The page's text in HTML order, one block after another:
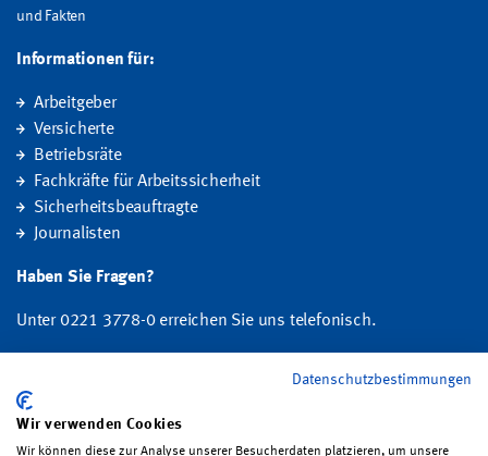
und Fakten
Informationen für:
Arbeitgeber
Versicherte
Betriebsräte
Fachkräfte für Arbeitssicherheit
Sicherheitsbeauftragte
Journalisten
Haben Sie Fragen?
Unter 0221 3778-0 erreichen Sie uns telefonisch.
Entschädigung, Prävention sowie Fragen zu Mitgliedschaft und Beitrag.
Datenschutzbestimmungen
Wir verwenden Cookies
Wir können diese zur Analyse unserer Besucherdaten platzieren, um unsere